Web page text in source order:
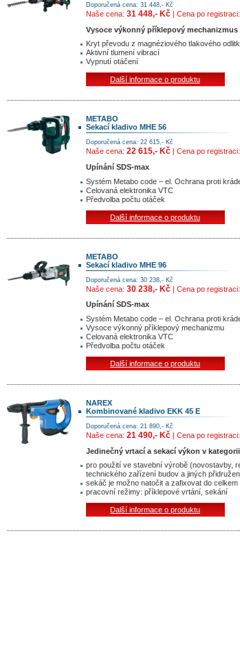
Doporučená cena: 31 448,- Kč
Naše cena: 31 448,- Kč | Cena po
Vysoce výkonný příklepový mechanizmus
Kryt převodu z magnéziového tlakového
Aktivní tlumení vibrací
Vypnutí otáčení
Další informace o produktu
METABO
Sekací kladivo MHE 56
Doporučená cena: 22 615,- Kč
Naše cena: 22 615,- Kč | Cena po
Upínání SDS-max
Systém Metabo code – el. Ochrana proti
Celovaná elektronika VTC
Předvolba počtu otáček
Další informace o produktu
METABO
Sekací kladivo MHE 96
Doporučená cena: 30 238,- Kč
Naše cena: 30 238,- Kč | Cena po
Upínání SDS-max
Systém Metabo code – el. Ochrana proti
Vysoce výkonný příklepový mechanizmu
Celovaná elektronika VTC
Předvolba počtu otáček
Další informace o produktu
NAREX
Kombinované kladivo EKK 45 E
Doporučená cena: 21 890,- Kč
Naše cena: 21 490,- Kč | Cena po
Jedinečný vrtací a sekací výkon v
pro použití ve stavební výrobě (novostavby,
technického zařízení budov a jiných
sekáč je možno natočit a zafixovat do celkem
pracovní režimy: příklepové vrtání, sekání
Další informace o produktu